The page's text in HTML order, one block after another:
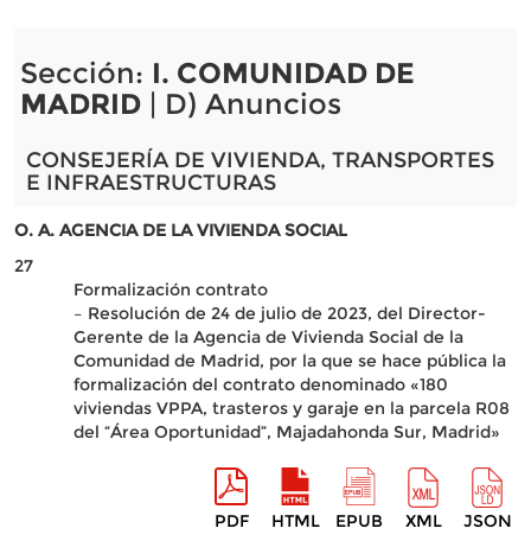
Sección: I. COMUNIDAD DE
MADRID| D) Anuncios
CONSEJERÍA DE VIVIENDA, TRANSPORTES
E INFRAESTRUCTURAS
O. A. AGENCIA DE LA VIVIENDA SOCIAL
27
Formalización contrato
– Resolución de 24 de julio de 2023, del Director-
Gerente de la Agencia de Vivienda Social de la
Comunidad de Madrid, por la que se hace pública la
formalización del contrato denominado «180
viviendas VPPA, trasteros y garaje en la parcela R08
del “Área Oportunidad”, Majadahonda Sur, Madrid»
PDF HTML EPUB XML JSON